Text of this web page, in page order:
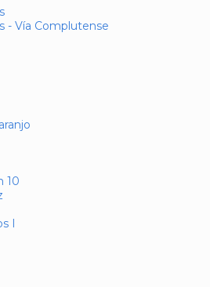
- Vía Complutense
10
I